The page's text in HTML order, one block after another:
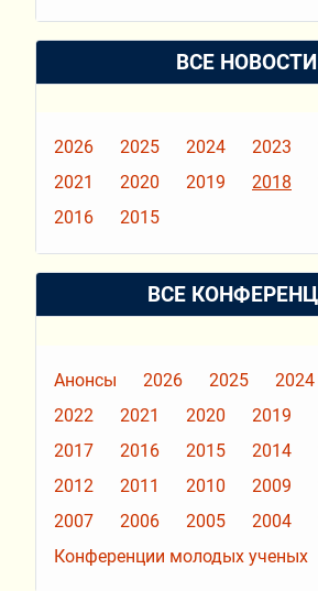
ВСЕ НОВОСТИ
2026 2025 2024 2023
2021
2020 2019 2018
2016
2015
ВСЕ
Анонсы 2026 2025 2024
2022
2021 2020 2019
2017
2016 2015 2014
2012
2011 2010 2009
2007
2006 2005 2004
Конференции молодых ученых